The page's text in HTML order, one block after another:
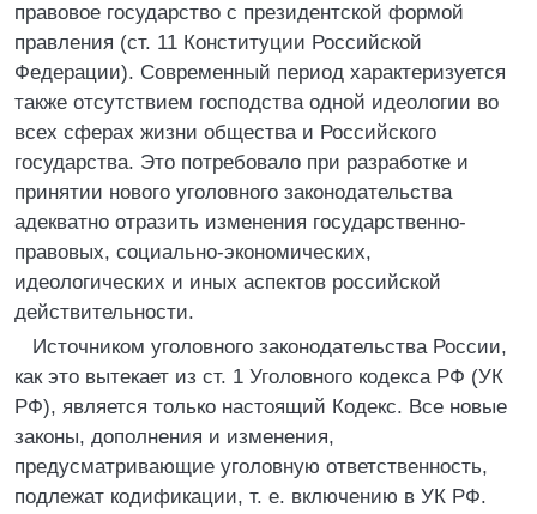
правовое государство с президентской формой
правления (ст. 11 Конституции Российской
Федерации). Современный период характеризуется
также отсутствием господства одной идеологии во
всех сферах жизни общества и Российского
государства. Это потребовало при разработке и
принятии нового уголовного законодательства
адекватно отразить изменения государственно-
правовых, социально-экономических,
идеологических и иных аспектов российской
действительности.
Источником уголовного законодательства России,
как это вытекает из ст. 1 Уголовного кодекса РФ (УК
РФ), является только настоящий Кодекс. Все новые
законы, дополнения и изменения,
предусматривающие уголовную ответственность,
подлежат кодификации, т. е. включению в УК РФ.